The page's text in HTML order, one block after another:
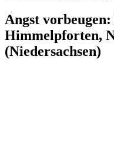
Angst
Himmelpforten,
(Niedersachsen)